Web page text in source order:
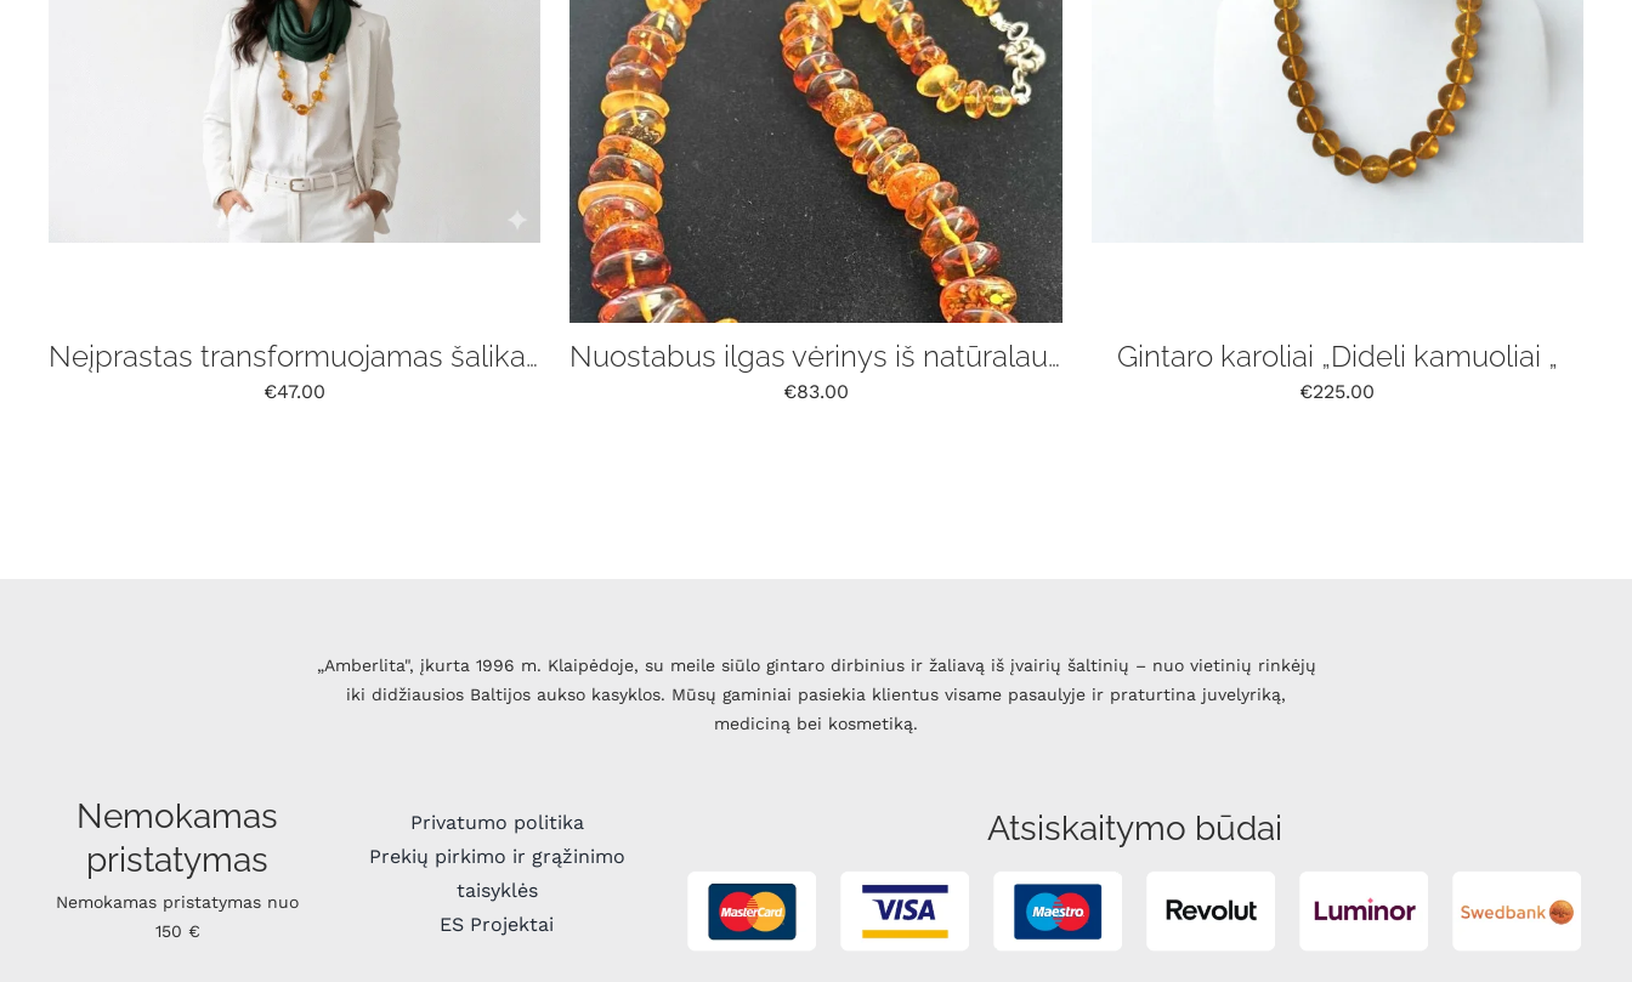
Neįprastas transformuojamas šalikas su gintaru
€47.00
Nuostabus ilgas vėrinys iš natūralaus Baltijos gintaro
€83.00
Gintaro karoliai „Dideli kamuoliai „
€225.00
„Amberlita", įkurta 1996 m. Klaipėdoje, su meile siūlo gintaro dirbinius ir žaliavą iš įvairių šaltinių – nuo vietinių rinkėjų
iki didžiausios Baltijos aukso kasyklos. Mūsų gaminiai pasiekia klientus visame pasaulyje ir praturtina juvelyriką,
mediciną bei kosmetiką.
Nemokamas
pristatymas
Nemokamas pristatymas nuo
150 €
Privatumo politika
Prekių pirkimo ir grąžinimo
taisyklės
ES Projektai
Atsiskaitymo būdai